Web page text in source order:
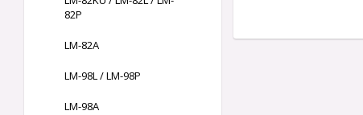
82P
LM-82A
LM-98L / LM-98P
LM-98A